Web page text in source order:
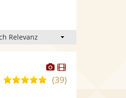
Dieser
Künstler
stellt
Dieser
Künstler
4,9(39)